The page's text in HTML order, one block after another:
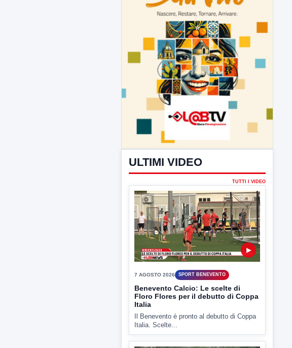
ULTIMI VIDEO
TUTTI I VIDEO
▶
7 AGOSTO 2026 SPORT BENEVENTO
Benevento Calcio: Le scelte di
Floro Flores per il debutto di Coppa
Italia
Il Benevento è pronto al debutto di Coppa
Italia. Scelte...